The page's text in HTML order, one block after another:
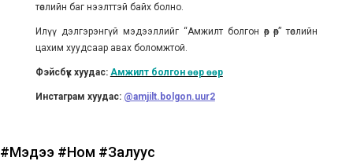
төслийн баг нээлттэй байх болно.
Илүү дэлгэрэнгүй мэдээллийг “Амжилт болгон өөр өөр” төслийн
цахим хуудсаар авах боломжтой.
Фэйсбүүк хуудас: Амжилт болгон өөр өөр
Инстаграм хуудас: @amjilt.bolgon.uur2
#Мэдээ #Ном #Залуус